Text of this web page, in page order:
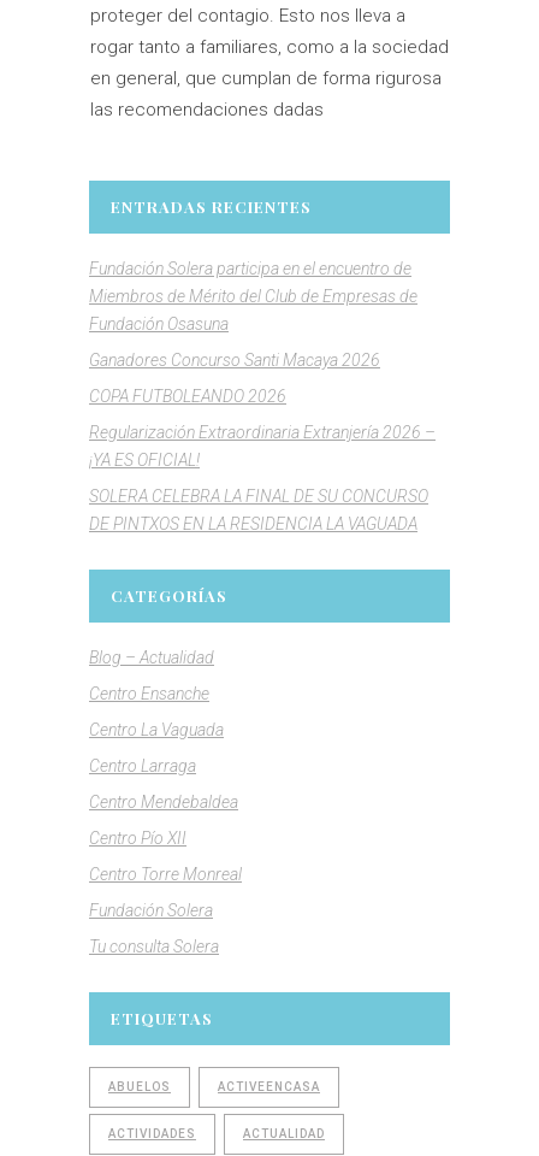
proteger del contagio. Esto nos lleva a
rogar tanto a familiares, como a la sociedad
en general, que cumplan de forma rigurosa
las recomendaciones dadas
ENTRADAS RECIENTES
Fundación Solera participa en el encuentro de
Miembros de Mérito del Club de Empresas de
Fundación Osasuna
Ganadores Concurso Santi Macaya 2026
COPA FUTBOLEANDO 2026
Regularización Extraordinaria Extranjería 2026 –
¡YA ES OFICIAL!
SOLERA CELEBRA LA FINAL DE SU CONCURSO
DE PINTXOS EN LA RESIDENCIA LA VAGUADA
CATEGORÍAS
Blog – Actualidad
Centro Ensanche
Centro La Vaguada
Centro Larraga
Centro Mendebaldea
Centro Pío XII
Centro Torre Monreal
Fundación Solera
Tu consulta Solera
ETIQUETAS
ABUELOS ACTIVEENCASA
ACTIVIDADES ACTUALIDAD